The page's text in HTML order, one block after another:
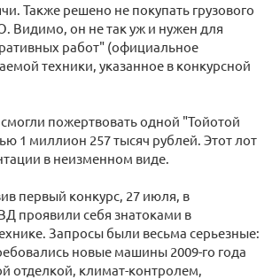
Также решено не покупать грузового
Видимо, он не так уж и нужен для
работ" (официальное
техники, указанное в конкурсной
пожертвовать одной "Тойотой
1 миллион 257 тысяч рублей. Этот лот
в неизменном виде.
первый конкурс, 27 июля, в
проявили себя знатоками в
Запросы были весьма серьезные:
новые машины 2009-го года
отделкой, климат-контролем,